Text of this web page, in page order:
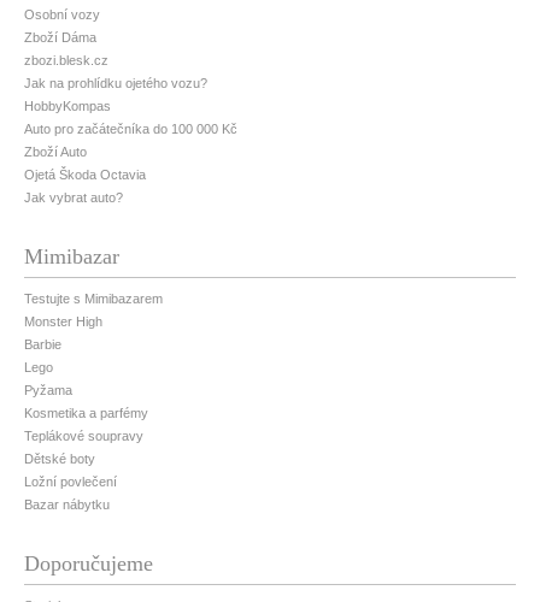
Osobní vozy
Zboží Dáma
zbozi.blesk.cz
Jak na prohlídku ojetého vozu?
HobbyKompas
Auto pro začátečníka do 100 000 Kč
Zboží Auto
Ojetá Škoda Octavia
Jak vybrat auto?
Mimibazar
Testujte s Mimibazarem
Monster High
Barbie
Lego
Pyžama
Kosmetika a parfémy
Teplákové soupravy
Dětské boty
Ložní povlečení
Bazar nábytku
Doporučujeme